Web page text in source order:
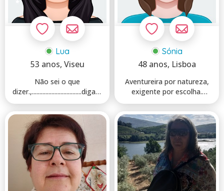
Lua
53 anos, Viseu
Não sei o que
dizer.,.................................digam
vocês! Per...
Sónia
48 anos, Lisboa
Aventureira por natureza,
exigente por escolha.
Gosto de pessoas que s...